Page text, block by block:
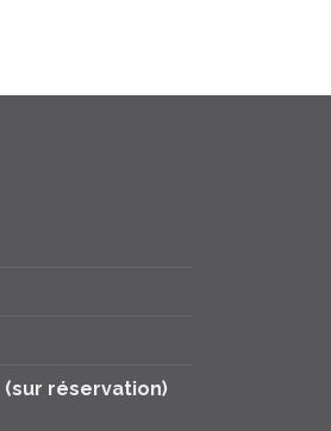
(sur réservation)